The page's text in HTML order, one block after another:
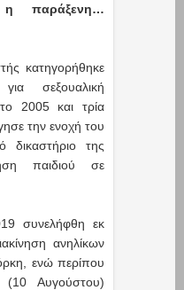
παράξενη…
κατηγορήθηκε
σεξουαλική
2005 και τρία
την ενοχή του
δικαστήριο της
παιδιού σε
συνελήφθη εκ
ανηλίκων
ενώ περίπου
Αυγούστου)